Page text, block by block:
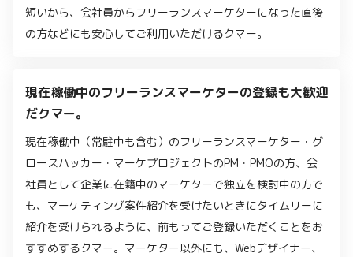
短いから、会社員からフリーランスマーケターになった直後
の方などにも安心してご利用いただけるクマー。
現在稼働中のフリーランスマーケターの登録も大歓迎
だクマー。
現在稼働中（常駐中も含む）のフリーランスマーケター・グ
ロースハッカー・マーケプロジェクトのPM・PMOの方、会
社員として企業に在籍中のマーケターで独立を検討中の方で
も、マーケティング案件紹介を受けたいときにタイムリーに
紹介を受けられるように、前もってご登録いただくことをお
すすめするクマー。マーケター以外にも、Webデザイナー、